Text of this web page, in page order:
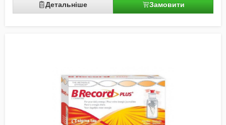
Детальніше Замовити